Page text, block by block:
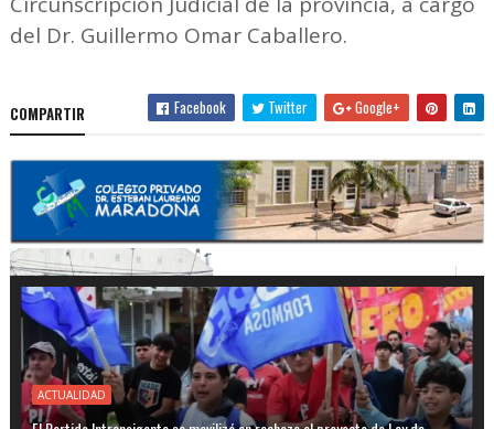
del Dr. Guillermo Omar Caballero.
COMPARTIR Facebook Twitter Google+
ACTUALIDAD